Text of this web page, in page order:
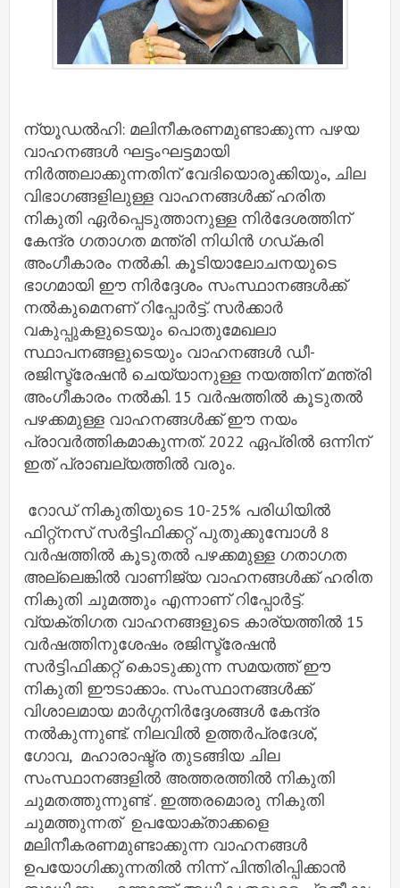
ന്യൂഡൽഹി: മലിനീകരണമുണ്ടാക്കുന്ന പഴയ
വാഹനങ്ങൾ ഘട്ടംഘട്ടമായി
നിർത്തലാക്കുന്നതിന് വേദിയൊരുക്കിയും, ചില
വിഭാഗങ്ങളിലുള്ള വാഹനങ്ങൾക്ക് ഹരിത
നികുതി ഏർപ്പെടുത്താനുള്ള നിർദേശത്തിന്
കേന്ദ്ര ഗതാഗത മന്ത്രി നിധിൻ ഗഡ്കരി
അംഗീകാരം നൽകി. കൂടിയാലോചനയുടെ
ഭാഗമായി ഈ നിർദ്ദേശം സംസ്ഥാനങ്ങൾക്ക്
നൽകുമെനണ് റിപ്പോർട്ട്. സർക്കാർ
വകുപ്പുകളുടെയും പൊതുമേഖലാ
സ്ഥാപനങ്ങളുടെയും വാഹനങ്ങൾ ഡീ-
രജിസ്ട്രേഷൻ ചെയ്യാനുള്ള നയത്തിന് മന്ത്രി
അംഗീകാരം നൽകി. 15 വർഷത്തിൽ കൂടുതൽ
പഴക്കമുള്ള വാഹനങ്ങൾക്ക് ഈ നയം
പ്രാവർത്തികമാകുന്നത്. 2022 ഏപ്രിൽ ഒന്നിന്
ഇത് പ്രാബല്യത്തിൽ വരും.
റോഡ് നികുതിയുടെ 10-25% പരിധിയിൽ
ഫിറ്റ്നസ് സർട്ടിഫിക്കറ്റ് പുതുക്കുമ്പോൾ 8
വർഷത്തിൽ കൂടുതൽ പഴക്കമുള്ള ഗതാഗത
അല്ലെങ്കിൽ വാണിജ്യ വാഹനങ്ങൾക്ക് ഹരിത
നികുതി ചുമത്തും എന്നാണ് റിപ്പോർട്ട്.
വ്യക്തിഗത വാഹനങ്ങളുടെ കാര്യത്തിൽ 15
വർഷത്തിനുശേഷം രജിസ്ട്രേഷൻ
സർട്ടിഫിക്കറ്റ് കൊടുക്കുന്ന സമയത്ത് ഈ
നികുതി ഈടാക്കാം. സംസ്ഥാനങ്ങൾക്ക്
വിശാലമായ മാർഗ്ഗനിർദ്ദേശങ്ങൾ കേന്ദ്ര
നൽകുന്നുണ്ട്. നിലവിൽ ഉത്തർപ്രദേശ്,
ഗോവ, മഹാരാഷ്ട്ര തുടങ്ങിയ ചില
സംസ്ഥാനങ്ങളിൽ അത്തരത്തിൽ നികുതി
ചുമതത്തുന്നുണ്ട് . ഇത്തരമൊരു നികുതി
ചുമത്തുന്നത് ഉപയോക്താക്കളെ
മലിനീകരണമുണ്ടാക്കുന്ന വാഹനങ്ങൾ
ഉപയോഗിക്കുന്നതിൽ നിന്ന് പിന്തിരിപ്പിക്കാൻ